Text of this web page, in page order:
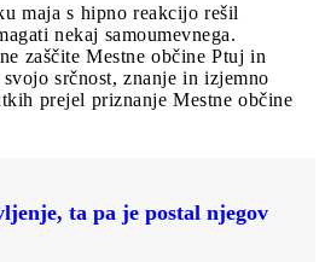
maja s hipno reakcijo rešil
nekaj samoumevnega.
zaščite Mestne občine Ptuj in
srčnost, znanje in izjemno
prejel priznanje Mestne občine
ta pa je postal njegov